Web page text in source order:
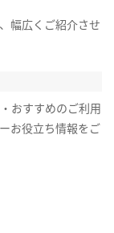
幅広くご紹介させ
おすすめのご利用
お役立ち情報をご